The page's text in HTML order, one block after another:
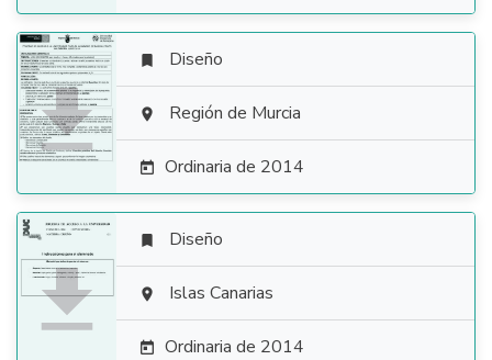

 Diseño
 Región de Murcia
 Ordinaria de 2014

 Diseño
 Islas Canarias
 Ordinaria de 2014